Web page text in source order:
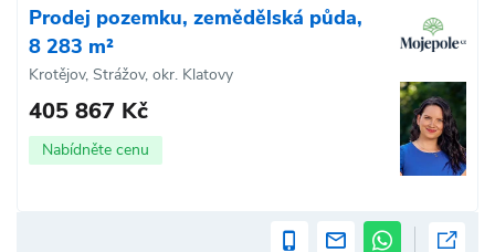
Prodej pozemku, zemědělská půda,
8 283 m²
Krotějov, Strážov, okr. Klatovy
405 867 Kč
Nabídněte cenu